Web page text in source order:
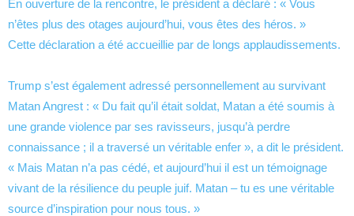
En ouverture de la rencontre, le président a déclaré : « Vous
n’êtes plus des otages aujourd’hui, vous êtes des héros. »
Cette déclaration a été accueillie par de longs applaudissements.
Trump s’est également adressé personnellement au survivant
Matan Angrest : « Du fait qu’il était soldat, Matan a été soumis à
une grande violence par ses ravisseurs, jusqu’à perdre
connaissance ; il a traversé un véritable enfer », a dit le président.
« Mais Matan n’a pas cédé, et aujourd’hui il est un témoignage
vivant de la résilience du peuple juif. Matan – tu es une véritable
source d’inspiration pour nous tous. »